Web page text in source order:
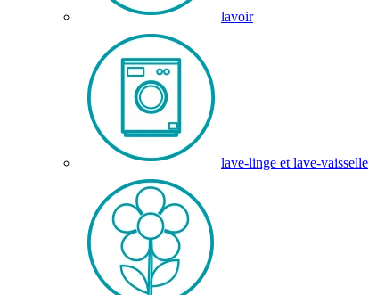
lavoir
lave-linge et lave-vaisselle